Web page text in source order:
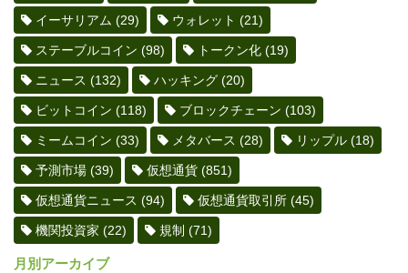
イーサリアム (29) ウォレット (21)
ステーブルコイン (98) トークン化 (19)
ニュース (132) ハッキング (20)
ビットコイン (118) ブロックチェーン (103)
ミームコイン (33) メタバース (28) リップル (18)
予測市場 (39) 仮想通貨 (851)
仮想通貨ニュース (94) 仮想通貨取引所 (45)
機関投資家 (22) 規制 (71)
月別アーカイブ